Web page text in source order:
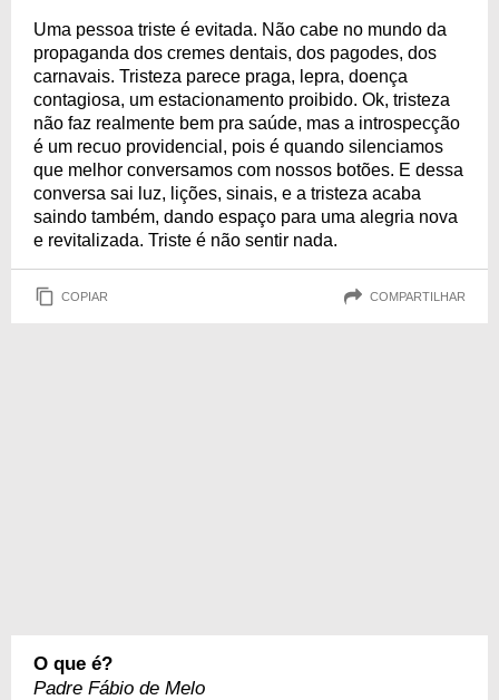
Uma pessoa triste é evitada. Não cabe no mundo da
propaganda dos cremes dentais, dos pagodes, dos
carnavais. Tristeza parece praga, lepra, doença
contagiosa, um estacionamento proibido. Ok, tristeza
não faz realmente bem pra saúde, mas a introspecção
é um recuo providencial, pois é quando silenciamos
que melhor conversamos com nossos botões. E dessa
conversa sai luz, lições, sinais, e a tristeza acaba
saindo também, dando espaço para uma alegria nova
e revitalizada. Triste é não sentir nada.
COPIAR COMPARTILHAR
O que é?
Padre Fábio de Melo